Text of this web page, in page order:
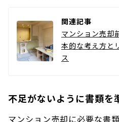
関連記事
マンション売却
本的な考え方と
ス
不足がないように書類を
マンション売却に必要な書